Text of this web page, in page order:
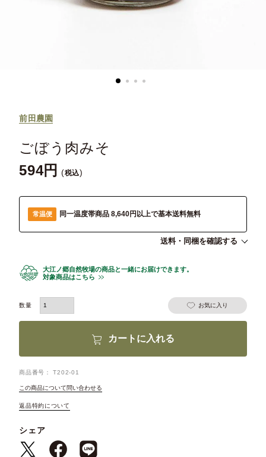
前田農園
ごぼう肉みそ
594 税込
常温便 同一温度帯商品 8,640円以上で基本送料無料
送料・同梱を確認する
大江ノ郷自然牧場の商品と一緒にお届けできます。
対象商品はこちら
お気に入り
カートに入れる
商品番号 T202-01
この商品について問い合わせる
返品特約について
シェア